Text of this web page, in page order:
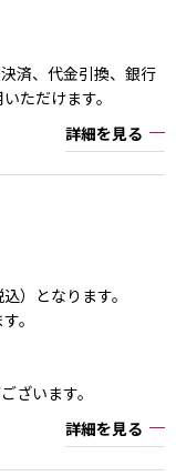
済、代金引換、銀行
ただけます。
詳細を見る
）となります。
。
ざいます。
詳細を見る